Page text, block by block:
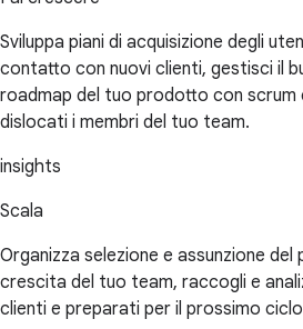
Sviluppa piani di acquisizione degli
contatto con nuovi clienti, gestisci il
roadmap del tuo prodotto con scrum
dislocati i membri del tuo team.
insights
Scala
Organizza selezione e assunzione del
crescita del tuo team, raccogli e
clienti e preparati per il prossimo